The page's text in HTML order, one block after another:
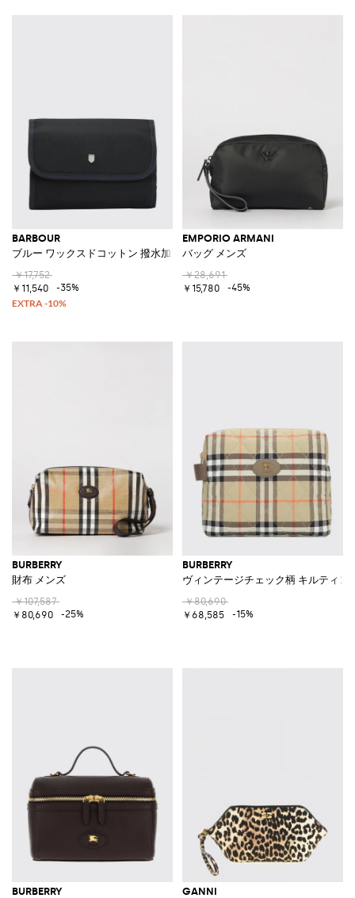
BARBOUR
ブルー ワックスドコットン 撥水加工 レザートリム付き トラベルウォッシ
￥17,752
￥11,540
-35%
EMPORIO ARMANI
バッグ メンズ
￥28,691
￥15,780
-45%
BURBERRY
財布 メンズ
￥107,587
￥80,690
-25%
BURBERRY
ヴィンテージチェック柄 キルティ
￥80,690
￥68,585
-15%
BURBERRY GANNI